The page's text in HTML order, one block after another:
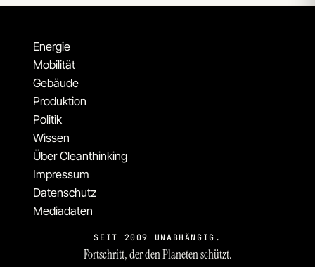
Energie
Mobilität
Gebäude
Produktion
Politik
Wissen
Über Cleanthinking
Impressum
Datenschutz
Mediadaten
SEIT 2009 UNABHÄNGIG.
Fortschritt, der den Planeten schützt.